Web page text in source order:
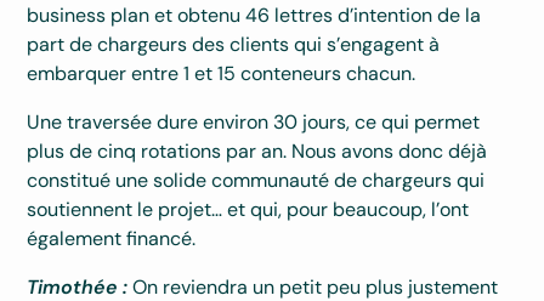
business plan et obtenu 46 lettres d’intention de la
part de chargeurs des clients qui s’engagent à
embarquer entre 1 et 15 conteneurs chacun.
Une traversée dure environ 30 jours, ce qui permet
plus de cinq rotations par an. Nous avons donc déjà
constitué une solide communauté de chargeurs qui
soutiennent le projet… et qui, pour beaucoup, l’ont
également financé.
Timothée :On reviendra un petit peu plus justement